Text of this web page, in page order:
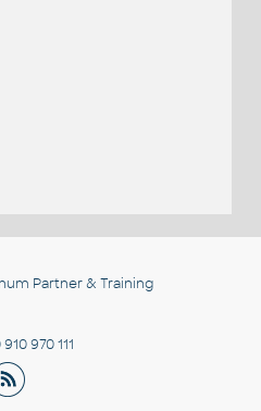
Partner & Training
970 111